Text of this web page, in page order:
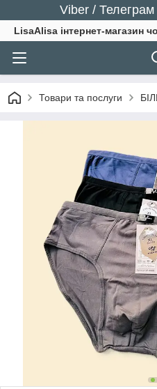
Viber /
LisaAlisa інтернет-магазин
Товари та послуги